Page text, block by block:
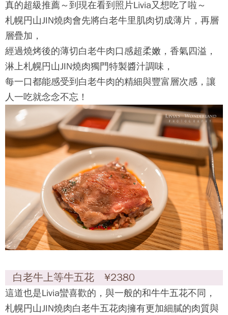
真的超級推薦～到現在看到照片Livia又想吃了啦～
札幌円山JIN燒肉會先將白老牛里肌肉切成薄片，再層
層疊加，
經過燒烤後的薄切白老牛肉口感超柔嫩，香氣四溢，
淋上札幌円山JIN燒肉獨門特製醬汁調味，
每一口都能感受到白老牛肉的精細與豐富層次感，讓
人一吃就念念不忘！
白老牛上等牛五花 ¥2380
這道也是Livia蠻喜歡的，與一般的和牛牛五花不同，
札幌円山JIN燒肉白老牛五花肉擁有更加細膩的肉質與